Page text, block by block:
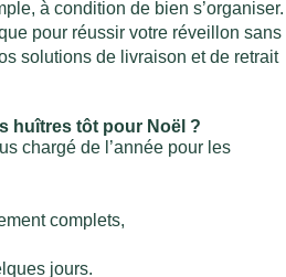
à condition de bien s’organiser.
pour réussir votre réveillon sans
solutions de livraison et de retrait
huîtres tôt pour Noël ?
chargé de l’année pour les
complets,
jours.